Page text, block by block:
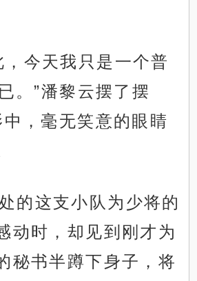
，今天我只是一个普
。”潘黎云摆了摆
，毫无笑意的眼睛
的这支小队为少将的
动时，却见到刚才为
秘书半蹲下身子，将